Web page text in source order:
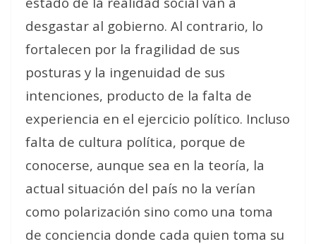
desgastar al gobierno. Al contrario, lo
fortalecen por la fragilidad de sus
posturas y la ingenuidad de sus
intenciones, producto de la falta de
experiencia en el ejercicio político. Incluso
falta de cultura política, porque de
conocerse, aunque sea en la teoría, la
actual situación del país no la verían
como polarización sino como una toma
de conciencia donde cada quien toma su